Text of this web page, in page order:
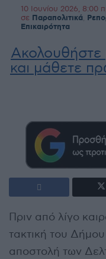
10 Ιουνίου 2026, 8:00
σε Παραπολιτικά
Επικαιρότητα
Ακολουθήστε
και μάθετε
Πριν από λίγο
τακτική του
αποστολή των